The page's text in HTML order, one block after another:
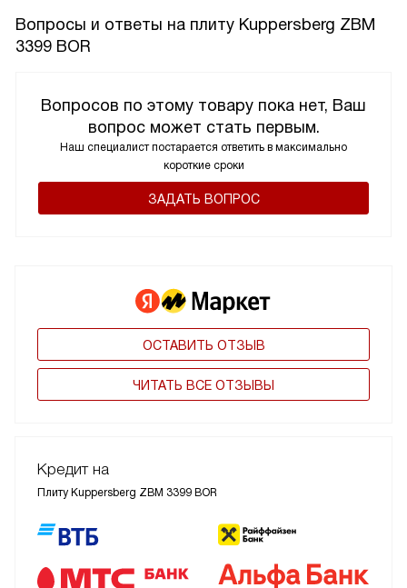
Вопросы и ответы на плиту Kuppersberg ZBM
3399 BOR
Вопросов по этому товару пока нет, Ваш
вопрос может стать первым.
Наш специалист постарается ответить в максимально
короткие сроки
ЗАДАТЬ ВОПРОС
ОСТАВИТЬ ОТЗЫВ
ЧИТАТЬ ВСЕ ОТЗЫВЫ
Кредит на
Плиту Kuppersberg ZBM 3399 BOR